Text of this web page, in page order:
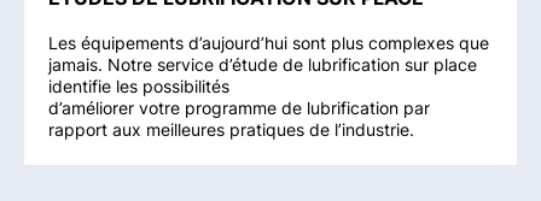
Les équipements d’aujourd’hui sont plus complexes que
jamais. Notre service d’étude de lubrification sur place
identifie les possibilités
d’améliorer votre programme de lubrification par
rapport aux meilleures pratiques de l’industrie.